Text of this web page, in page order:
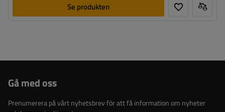
Se produkten
Gå med oss
Prenumerera på vårt nyhetsbrev för att få information om nyheter